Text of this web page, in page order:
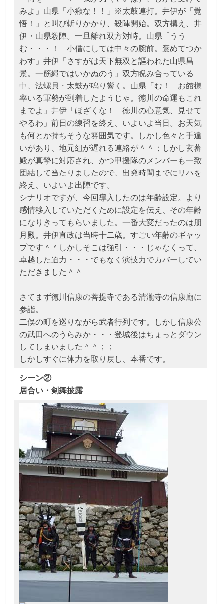
みよ」山県「小癪な！！」※太鼓連打。井伊が「覚
悟！」と叫び斬りかかり、殺陣開始。双方構え、井
伊・山県殺陣。一旦離れ双方対峙。山県「うう
む・・・！ 小僧にしては中々の腕前。褒めてつか
わす」井伊「さすがは天下無双と謳われた山県昌
景。一筋縄ではいかぬのう」双方睨み合っている
中、法螺貝・太鼓が鳴り響く。山県「む！ お館様
率いる軍勢が到着したようじゃ。徳川の命運もこれ
までよ」井伊「ほざくな！ 徳川の心意気、見せて
やるわ」前日の練習を終え、いよいよ当日。お天気
も何とか持ちそうな雰囲気です。しかし色々と手違
いがあり、地元組が遅れる連絡が＾＾；しかし玄蕃
殿が真摯に対応され、かつ甲援隊のメンバーも一致
団結して当たりましたので、出発時間までにリハを
終え、いよいよ出陣です。
シナリオですが、今回導入したのは年齢設定。より
感情移入していただくために設定を伝え、その年齢
になりきってもらいました。一番大変だったのは朋
月殿。井伊直政は当時十二歳。すごい年齢のギャッ
プです＾＾しかしそこは強引・・・じゃなくって、
卓越した迫力・・・でもなく演技力でカバーしてい
ただきました＾＾
さてまず徳川信康の菩提寺である清瀧寺の信康廟に
参詣。
二俣の町を巡りながら武者行列です。しかし信康公
の武田へのうらみか・・・登城後はちょっとダウン
してしまいました＾＾；；
しかしすぐに体力を取り戻し、本番です。
シーン②
居合い・剣舞披露